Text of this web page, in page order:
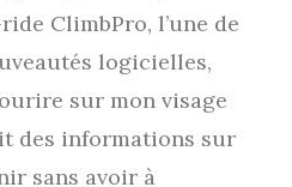
ClimbPro, l’une de
logicielles,
sur mon visage
des informations sur
sans avoir à